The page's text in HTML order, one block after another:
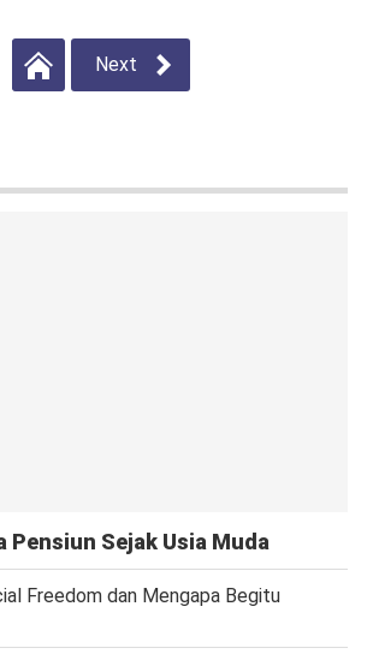
Next
Pensiun Sejak Usia Muda
Freedom dan Mengapa Begitu